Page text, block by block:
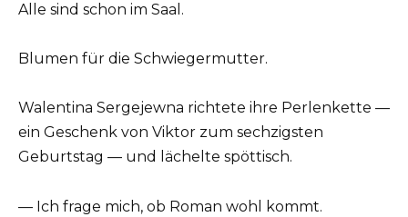
Alle sind schon im Saal.
Blumen für die Schwiegermutter.
Walentina Sergejewna richtete ihre Perlenkette —
ein Geschenk von Viktor zum sechzigsten
Geburtstag — und lächelte spöttisch.
— Ich frage mich, ob Roman wohl kommt.